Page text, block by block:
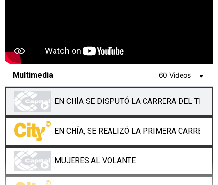
Multimedia 60 Videos
EN CHÍA SE DISPUTÓ LA CARRERA DEL
EN CHÍA, SE REALIZÓ LA PRIMERA CARRERA
MUJERES AL VOLANTE